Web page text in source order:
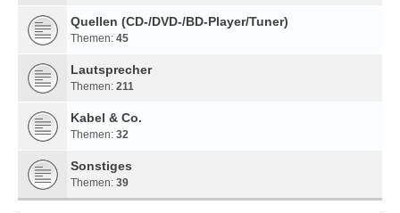
Quellen (CD-/DVD-/BD-Player/Tuner)
Themen: 45
Lautsprecher
Themen: 211
Kabel & Co.
Themen: 32
Sonstiges
Themen: 39